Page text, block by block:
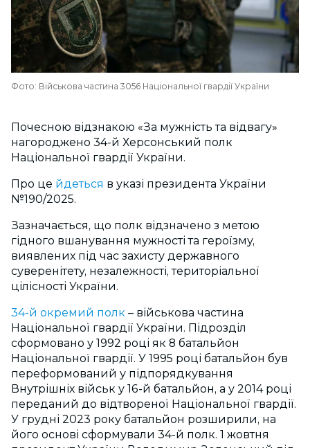
Фото: Військова частина 3056 Національної гвардії України
Почесною відзнакою «За мужність та відвагу»
нагороджено 34-й Херсонський полк
Національної гвардії України.
Про це йдеться в указі президента України
№190/2025.
Зазначається, що полк відзначено з метою
гідного вшанування мужності та героїзму,
виявлених під час захисту державного
суверенітету, незалежності, територіальної
цілісності України.
34-й окремий полк – військова частина
Національної гвардії України. Підрозділ
сформовано у 1992 році як 8 батальйон
Національної гвардії. У 1995 році батальйон був
переформований у підпорядкування
Внутрішніх військ у 16-й батальйон, а у 2014 році
переданий до відтвореної Національної гвардії.
У грудні 2023 року батальйон розширили, на
його основі сформували 34-й полк. 1 жовтня